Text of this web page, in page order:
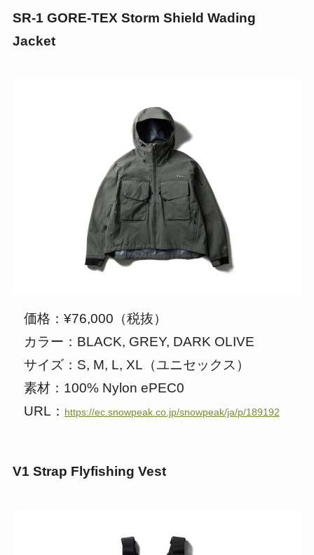
SR-1 GORE-TEX Storm Shield Wading
Jacket
価格：¥76,000（税抜）
カラー：BLACK, GREY, DARK OLIVE
サイズ：S, M, L, XL（ユニセックス）
素材：100% Nylon ePEC0
URL： https://ec.snowpeak.co.jp/snowpeak/ja/p/189192
V1 Strap Flyfishing Vest